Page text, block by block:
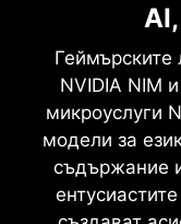
Геймърските
NVIDIA NIM
микроуслуги
модели за
съдържание
DLSS е
невронно
латентността
Пълен
променящия
визуални